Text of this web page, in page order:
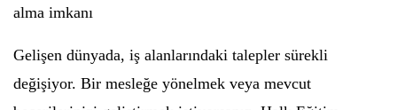
alma imkanı
Gelişen dünyada, iş alanlarındaki talepler sürekli
değişiyor. Bir mesleğe yönelmek veya mevcut